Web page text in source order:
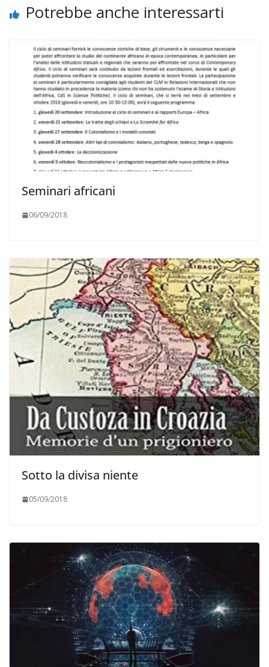
Potrebbe anche interessarti
Seminari africani
06/09/2018
Sotto la divisa niente
05/09/2018